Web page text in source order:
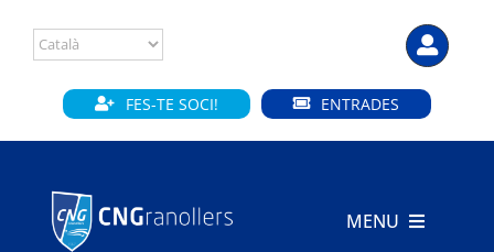
content
FES-TE SOCI! ENTRADES
MENU